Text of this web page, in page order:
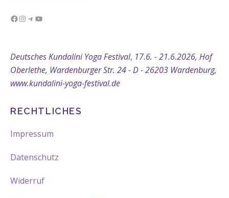
Facebook
Instagram
Telegram
Deutsches Kundalini Yoga Festival, 17.6. - 21.6.2026, Hof
Oberlethe, Wardenburger Str. 24 - D - 26203 Wardenburg,
www.kundalini-yoga-festival.de
RECHTLICHES
Impressum
Datenschutz
Widerruf